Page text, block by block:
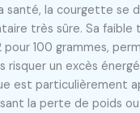
santé, la courgette se
très sûre. Sa faible
100 grammes,
risquer un excès
est particulièrement
la perte de poids ou